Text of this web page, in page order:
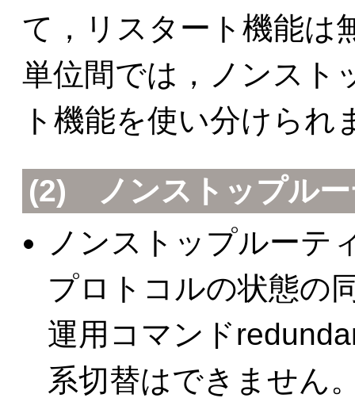
て，リスタート機能は
単位間では，ノンスト
ト機能を使い分けられ
(2) ノンストップルー
ノンストップルーテ
プロトコルの状態の
運用コマンド
系切替はできません